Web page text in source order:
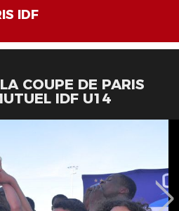
IDF
COUPE DE PARIS
IDF U14